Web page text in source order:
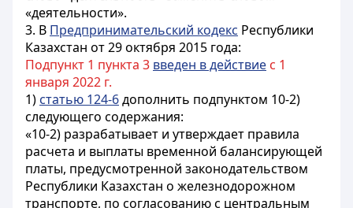
«деятельности».
3. В Предпринимательский кодекс Республики
Казахстан от 29 октября 2015 года:
Подпункт 1 пункта 3 введен в действие с 1
января 2022 г.
1) статью 124-6дополнить подпунктом 10-2)
следующего содержания:
«10-2) разрабатывает и утверждает правила
расчета и выплаты временной балансирующей
платы, предусмотренной законодательством
Республики Казахстан о железнодорожном
транспорте, по согласованию с центральным